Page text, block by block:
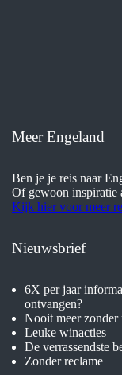
Meer Engeland
Ben je je reis naar
Of gewoon inspiratie
Kijk hier voor meer
Nieuwsbrief
6X per jaar
ontvangen?
Nooit meer zonder
Leuke winacties
De verrassendste
Zonder reclame